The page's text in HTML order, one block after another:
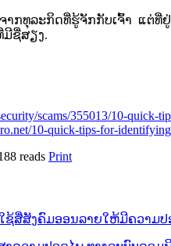
າກ​ທຸລະກິດ​ທີ່​ຮູ້​ຈັກ​ກັບເຈົ້າ​ ແຕ່​ທີ່​
ຊື່​ສຽງ​.
scams/355013/10-quick-
10-quick-tips-for-
reads Print
ຊ້ສື່ສັງຄົມອອນລາຍໃຫ້ມີຄວາມປ